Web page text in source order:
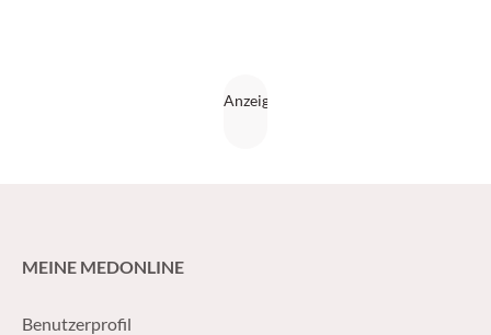
MEINE MEDONLINE
Benutzerprofil